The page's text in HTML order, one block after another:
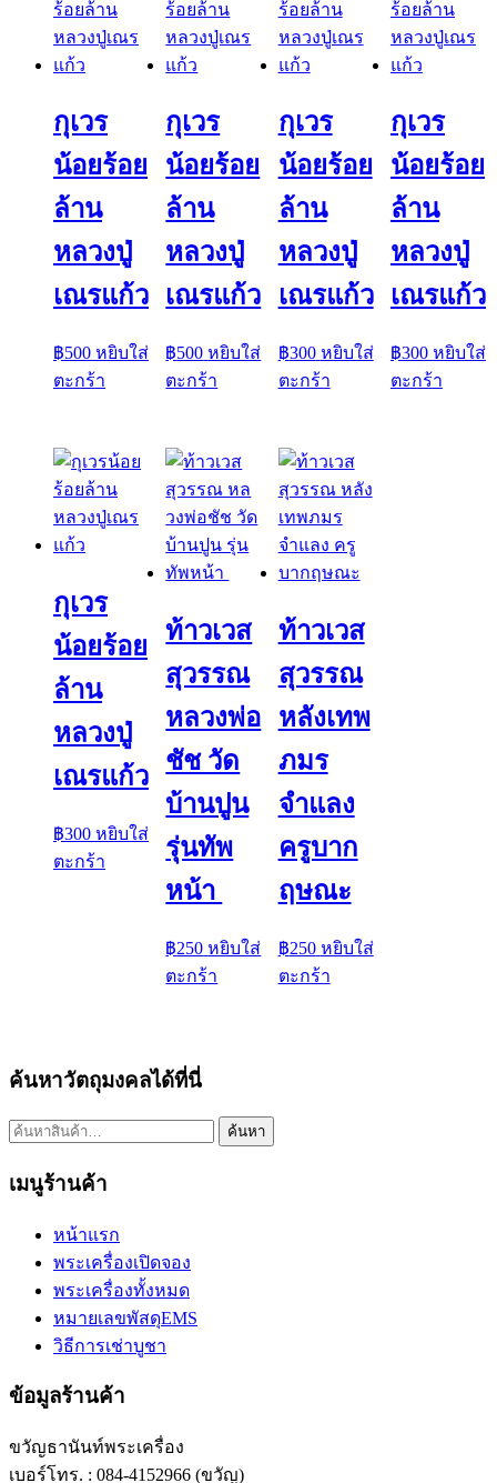
กุเวร
น้อยร้อย
ล้าน
หลวงปู่
เณรแก้ว
฿500 หยิบใส่
ตะกร้า
กุเวร
น้อยร้อย
ล้าน
หลวงปู่
เณรแก้ว
฿500 หยิบใส่
ตะกร้า
กุเวร
น้อยร้อย
ล้าน
หลวงปู่
เณรแก้ว
฿300 หยิบใส่
ตะกร้า
กุเวร
น้อยร้อย
ล้าน
หลวงปู่
เณรแก้ว
฿300 หยิบใส่
ตะกร้า
กุเวร
น้อยร้อย
ล้าน
หลวงปู่
เณรแก้ว
฿300 หยิบใส่
ตะกร้า
ท้าวเวส
สุวรรณ
หลวงพ่อ
ชัช วัด
บ้านปูน
รุ่นทัพ
หน้า
฿250 หยิบใส่
ตะกร้า
ท้าวเวส
สุวรรณ
หลังเทพ
ภมร
จำแลง
ครูบาก
ฤษณะ
฿250 หยิบใส่
ตะกร้า
ค้นหาวัตถุมงคลได้ที่นี่
ค้นหา: ค้นหา
เมนูร้านค้า
หน้าแรก
พระเครื่องเปิดจอง
พระเครื่องทั้งหมด
หมายเลขพัสดุEMS
วิธีการเช่าบูชา
ข้อมูลร้านค้า
ขวัญธานันท์พระเครื่อง
เบอร์โทร. : 084-4152966 (ขวัญ)